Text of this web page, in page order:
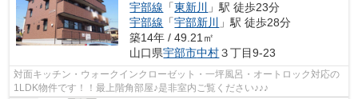
宇部線 「東新川
」駅 徒歩23分
宇部線 「宇部新川
」駅 徒歩28分
築14年 / 49.21㎡
山口県宇部市中村３丁目9-23
対面キッチン・ウォークインクローゼット・一坪風呂・オートロック対応の
1LDK物件です！！最上階角部屋♪是非室内ご覧ください♪♪♪